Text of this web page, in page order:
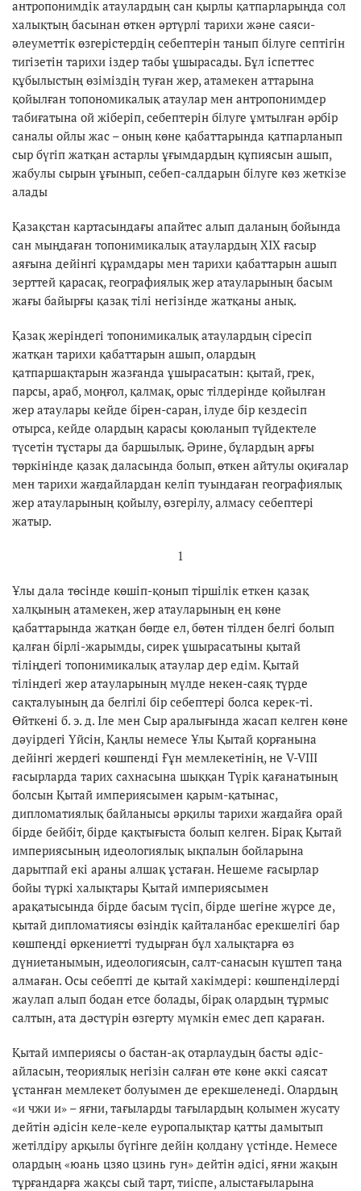
антропонимдік атаулардың сан қырлы қатпарларыңда сол
халықтың басынан өткен әртүрлі тарихи және саяси-
әлеуметтік өзгерістердің себептерін танып білуге септігін
тигізетін тарихи іздер табы ұшырасады. Бұл іспеттес
құбылыстың өзіміздің туған жер, атамекен аттарына
қойылған топономикалық атаулар мен антропонимдер
табиғатына ой жіберіп, себептерін білуге ұмтылған әрбір
саналы ойлы жас – оның көне қабаттарында қатпарланып
сыр бүгіп жатқан астарлы ұғымдардың құпиясын ашып,
жабулы сырын ұғынып, себеп-салдарын білуге көз жеткізе
алады
Қазақстан картасындағы апайтес алып даланың бойында
сан мыңдаған топонимикалық атаулардың XIX ғасыр
аяғына дейінгі құрамдары мен тарихи қабаттарын ашып
зерттей қарасақ, географиялық жер атауларының басым
жағы байырғы қазақ тілі негізінде жатқаны анық.
Қазақ жеріндегі топонимикалық атаулардың сіресіп
жатқан тарихи қабаттарын ашып, олардың
қатпаршақтарын жазғанда ұшырасатын: қытай, грек,
парсы, араб, моңғол, қалмақ, орыс тілдерінде қойылған
жер атаулары кейде бірен-саран, ілуде бір кездесіп
отырса, кейде олардың қарасы қоюланып түйдектеле
түсетін тұстары да баршылық. Әрине, бұлардың арғы
төркінінде қазақ даласында болып, өткен айтулы оқиғалар
мен тарихи жағдайлардан келіп туындаған географиялық
жер атауларының қойылу, өзгерілу, алмасу себептері
жатыр.
1
Ұлы дала төсінде көшіп-қонып тіршілік еткен қазақ
халқының атамекен, жер атауларының ең көне
қабаттарында жатқан бөгде ел, бөтен тілден белгі болып
қалған бірлі-жарымды, сирек ұшырасатыны қытай
тіліңдегі топонимикалық атаулар дер едім. Қытай
тіліндегі жер атауларының мүлде некен-саяқ түрде
сақталуының да белгілі бір себептері болса керек-ті.
Өйткені б. э. д. Іле мен Сыр аралығында жасап келген көне
дәуірдегі Үйсін, Қаңлы немесе Ұлы Қытай қорғанына
дейінгі жердегі көшпенді Ғұн мемлекетінің, не V-VIII
ғасырларда тарих сахнасына шыққан Түрік қағанатының
болсын Қытай империясымен қарым-қатынас,
дипломатиялық байланысы әрқилы тарихи жағдайға орай
бірде бейбіт, бірде қақтығыста болып келген. Бірақ Қытай
империясының идеологиялық ықпалын бойларына
дарытпай екі араны алшақ ұстаған. Нешеме ғасырлар
бойы түркі халықтары Қытай империясымен
арақатысында бірде басым түсіп, бірде шегіне жүрсе де,
қытай дипломатиясы өзіндік қайталанбас ерекшелігі бар
көшпеңді өркениетті тудырған бұл халықтарға өз
дүниетанымын, идеологиясын, салт-санасын күштеп таңа
алмаған. Осы себепті де қытай хакімдері: көшпенділерді
жаулап алып бодан етсе болады, бірақ олардың тұрмыс
салтын, ата дәстүрін өзгерту мүмкін емес деп қараған.
Қытай империясы о бастан-ақ отарлаудың басты әдіс-
айласын, теориялық негізін салған өте көне әккі саясат
ұстанған мемлекет болуымен де ерекшеленеді. Олардың
«и чжи и» – яғни, тағыларды тағылардың қолымен жусату
дейтін әдісін келе-келе еуропалықтар қатты дамытып
жетілдіру арқылы бүгінге дейін қолдану үстінде. Немесе
олардың «юань цзяо цзинь гун» дейтін әдісі, яғни жақын
тұрғандарға жақсы сый тарт, тиіспе, алыстағыларына